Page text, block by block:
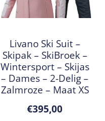
Livano Ski Suit –
Skipak – SkiBroek –
Wintersport – Skijas
– Dames – 2-Delig –
Zalmroze – Maat XS
€395,00